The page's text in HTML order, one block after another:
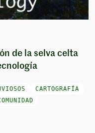
de la selva celta
CARTOGRAFÍA